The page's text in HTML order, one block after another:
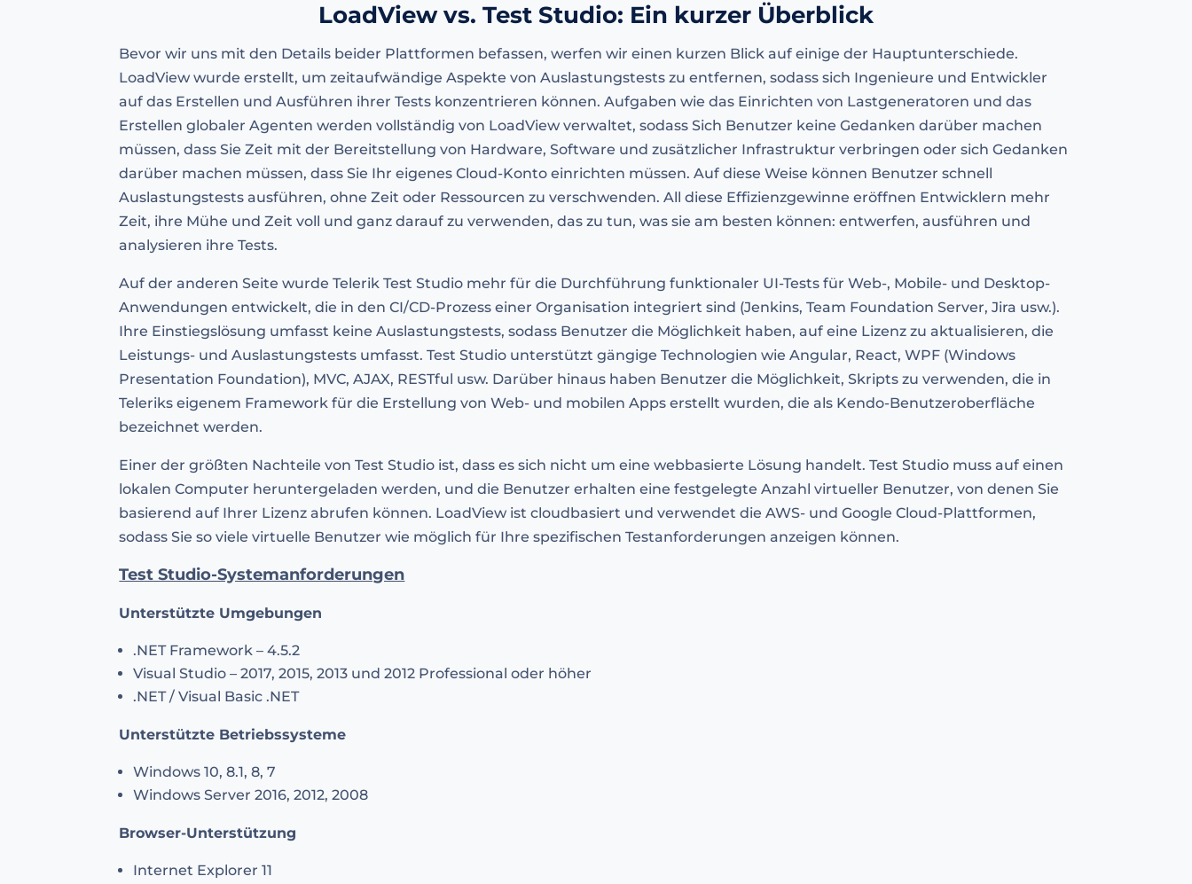
LoadView vs. Test Studio: Ein kurzer Überblick
Bevor wir uns mit den Details beider Plattformen befassen, werfen wir einen kurzen Blick auf einige der Hauptunterschiede.
LoadView wurde erstellt, um zeitaufwändige Aspekte von Auslastungstests zu entfernen, sodass sich Ingenieure und Entwickler
auf das Erstellen und Ausführen ihrer Tests konzentrieren können. Aufgaben wie das Einrichten von Lastgeneratoren und das
Erstellen globaler Agenten werden vollständig von LoadView verwaltet, sodass Sich Benutzer keine Gedanken darüber machen
müssen, dass Sie Zeit mit der Bereitstellung von Hardware, Software und zusätzlicher Infrastruktur verbringen oder sich Gedanken
darüber machen müssen, dass Sie Ihr eigenes Cloud-Konto einrichten müssen. Auf diese Weise können Benutzer schnell
Auslastungstests ausführen, ohne Zeit oder Ressourcen zu verschwenden. All diese Effizienzgewinne eröffnen Entwicklern mehr
Zeit, ihre Mühe und Zeit voll und ganz darauf zu verwenden, das zu tun, was sie am besten können: entwerfen, ausführen und
analysieren ihre Tests.
Auf der anderen Seite wurde Telerik Test Studio mehr für die Durchführung funktionaler UI-Tests für Web-, Mobile- und Desktop-
Anwendungen entwickelt, die in den CI/CD-Prozess einer Organisation integriert sind (Jenkins, Team Foundation Server, Jira usw.).
Ihre Einstiegslösung umfasst keine Auslastungstests, sodass Benutzer die Möglichkeit haben, auf eine Lizenz zu aktualisieren, die
Leistungs- und Auslastungstests umfasst. Test Studio unterstützt gängige Technologien wie Angular, React, WPF (Windows
Presentation Foundation), MVC, AJAX, RESTful usw. Darüber hinaus haben Benutzer die Möglichkeit, Skripts zu verwenden, die in
Teleriks eigenem Framework für die Erstellung von Web- und mobilen Apps erstellt wurden, die als Kendo-Benutzeroberfläche
bezeichnet werden.
Einer der größten Nachteile von Test Studio ist, dass es sich nicht um eine webbasierte Lösung handelt. Test Studio muss auf einen
lokalen Computer heruntergeladen werden, und die Benutzer erhalten eine festgelegte Anzahl virtueller Benutzer, von denen Sie
basierend auf Ihrer Lizenz abrufen können. LoadView ist cloudbasiert und verwendet die AWS- und Google Cloud-Plattformen,
sodass Sie so viele virtuelle Benutzer wie möglich für Ihre spezifischen Testanforderungen anzeigen können.
Test Studio-Systemanforderungen
Unterstützte Umgebungen
.NET Framework – 4.5.2
Visual Studio – 2017, 2015, 2013 und 2012 Professional oder höher
.NET / Visual Basic .NET
Unterstützte Betriebssysteme
Windows 10, 8.1, 8, 7
Windows Server 2016, 2012, 2008
Browser-Unterstützung
Internet Explorer 11